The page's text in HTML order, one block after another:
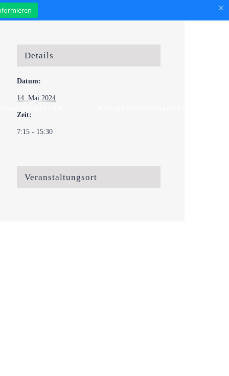
×
Details
Datum:
14. Mai 2024
Zeit:
7:15 - 15:30
Veranstaltungsort